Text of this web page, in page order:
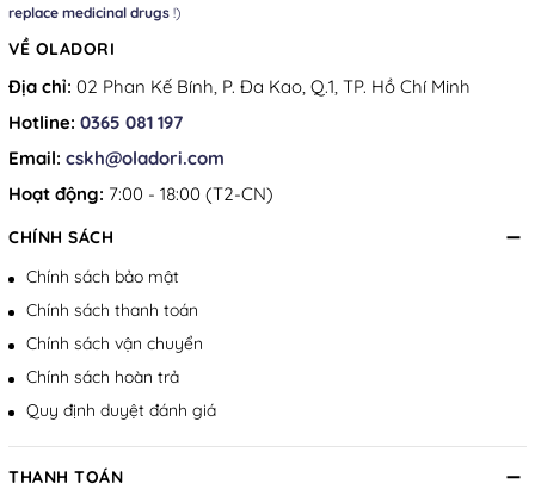
replace medicinal drugs !)
VỀ OLADORI
Địa chỉ: 02 Phan Kế Bính, P. Đa Kao, Q.1, TP. Hồ Chí Minh
Hotline: 0365 081 197
Email: cskh@oladori.com
Hoạt động: 7:00 - 18:00 (T2-CN)
CHÍNH SÁCH
Chính sách bảo mật
Chính sách thanh toán
Chính sách vận chuyển
Chính sách hoàn trả
Quy định duyệt đánh giá
THANH TOÁN